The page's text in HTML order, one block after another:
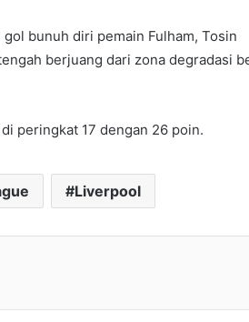
bunuh diri pemain Fulham, Tosin
berjuang dari zona degradasi
peringkat 17 dengan 26 poin.
Liverpool